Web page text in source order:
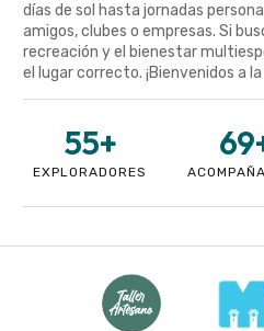
días de sol hasta jornadas
amigos, clubes o empresas. Si
recreación y el bienestar
el lugar correcto. ¡Bienvenidos a
EXPLORADORES
55+ 69